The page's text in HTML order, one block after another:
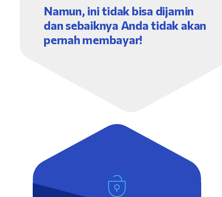
Namun, ini tidak bisa dijamin
dan sebaiknya Anda tidak akan
pernah membayar!